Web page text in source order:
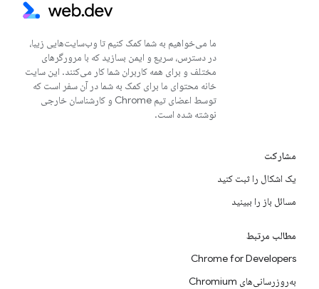
ما می‌خواهیم به شما کمک کنیم تا وب‌سایت‌هایی زیبا،
در دسترس، سریع و ایمن بسازید که با مرورگرهای
مختلف و برای همه کاربران شما کار می‌کنند. این سایت
خانه محتوای ما برای کمک به شما در آن سفر است که
توسط اعضای تیم Chrome و کارشناسان خارجی
نوشته شده است.
مشارکت
یک اشکال را ثبت کنید
مسائل باز را ببینید
مطالب مرتبط
Chrome for Developers
به‌روزرسانی‌های Chromium